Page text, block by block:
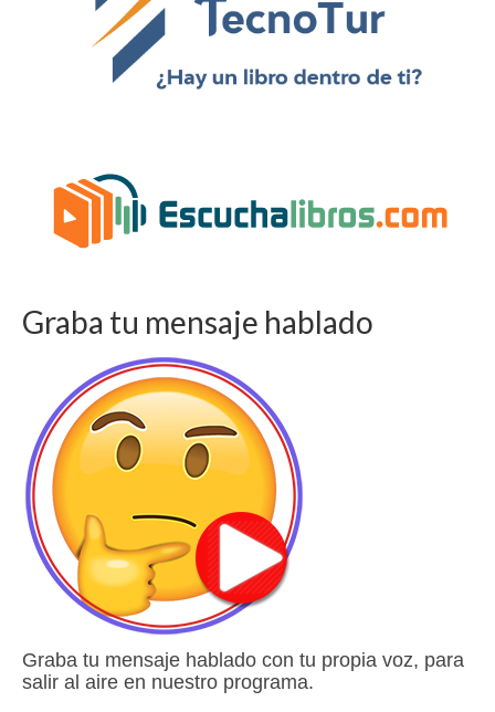
Graba tu mensaje hablado
Graba tu mensaje hablado con tu propia voz, para
salir al aire en nuestro programa.